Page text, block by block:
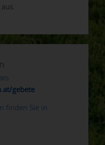
gebete
finden Sie in